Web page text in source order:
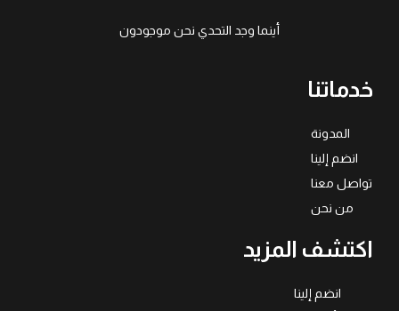
أينما وجد التحدي نحن موجودون
خدماتنا
المدونة
انضم إلينا
تواصل معنا
من نحن
اكتشف المزيد
انضم إلينا